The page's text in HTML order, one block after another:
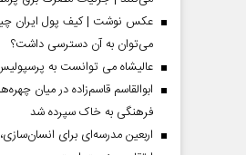
عکس نوشت | کیف پول ایران
می‌توان به آن دسترسی داشت؟
عالیشاه می توانست به
ابوالقاسم قاسم‌زاده در میان
فرهنگی به خاک سپرده شد
اربعین مدرسه‌ای برای